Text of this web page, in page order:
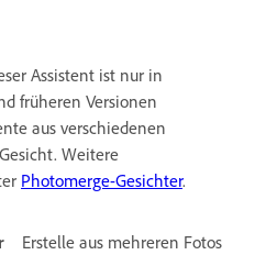
Assistent ist nur in
früheren Versionen
aus verschiedenen
Weitere
Photomerge-Gesichter.
Erstelle aus mehreren Fotos